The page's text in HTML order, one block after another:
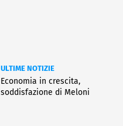
ULTIME NOTIZIE
Economia in crescita,
soddisfazione di Meloni